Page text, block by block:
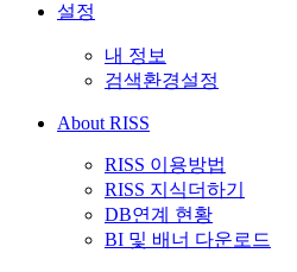
설정
내 정보
검색환경설정
About RISS
RISS 이용방법
RISS 지식더하기
DB연계 현황
BI 및 배너 다운로드